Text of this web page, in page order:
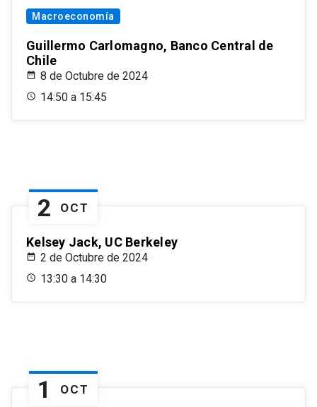
Macroeconomía
Guillermo Carlomagno, Banco Central de
Chile
8 de Octubre de 2024
14:50 a 15:45
2 OCT
Kelsey Jack, UC Berkeley
2 de Octubre de 2024
13:30 a 14:30
1 OCT